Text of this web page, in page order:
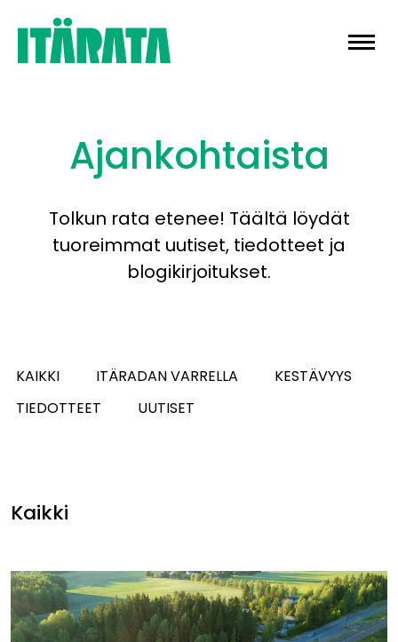
Skip
content
Ajankohtaista
Tolkun rata etenee! Täältä löydät
tuoreimmat uutiset, tiedotteet ja
blogikirjoitukset.
KAIKKI ITÄRADAN VARRELLA
KESTÄVYYS
TIEDOTTEET
UUTISET
Kaikki